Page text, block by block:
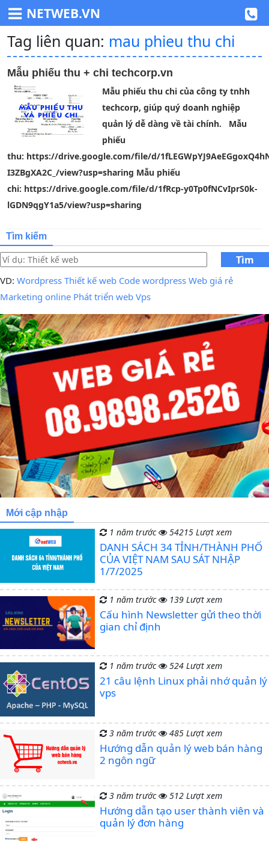
NETWEB.VN
Tag liên quan: mau phieu thu chi
Mẫu phiếu thu + chi techcorp.vn
Mẫu phiếu thu chi của công ty tnhh
techcorp, giúp quý doanh nghiệp
quản lý dễ dàng về tài chính. Mẫu
phiếu
thu: https://drive.google.com/file/d/
I3ZBgXA2C_/view?usp=sharing Mẫu phiếu
chi: https://drive.google.com/file/d/1fRcp-y0Tp0fNCvIprS0k-
lGDN9qgY1a5/view?usp=sharing
Tìm kiếm
Tìm
VD: Wordpress Thiết kế web Code wordpress Web giá rẻ
Marketing online Phát triển web Vps
Mới cập nhập
1 năm trước 54215 Lượt xem
DANH SÁCH 34 TỈNH/THÀNH PHỐ
CỦA VIỆT NAM SAU SÁT NHẬP
1/7/2025
1 năm trước 139 Lượt xem
Cấu hình Newsletter gửi theo thời
gian chỉ định
1 năm trước 524 Lượt xem
21 câu lệnh Linux phải nhớ quản lý
vps
3 năm trước 485 Lượt xem
Hướng dẫn quản lý web bán hàng
2 ngôn ngữ
3 năm trước 512 Lượt xem
Hướng dẫn tạo user thành viên và
quản lý đơn hàng